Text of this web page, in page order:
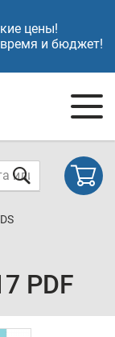
цены!
и бюджет!
PDF